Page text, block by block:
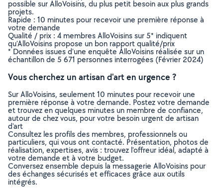
possible sur AlloVoisins, du plus petit besoin aux plus grands
projets.
Rapide : 10 minutes pour recevoir une première réponse à
votre demande
Qualité / prix : 4 membres AlloVoisins sur 5* indiquent
qu’AlloVoisins propose un bon rapport qualité/prix
* Données issues d’une enquête AlloVoisins réalisée sur un
échantillon de 5 671 personnes interrogées (Février 2024)
Vous cherchez un artisan d'art en urgence ?
Sur AlloVoisins, seulement 10 minutes pour recevoir une
première réponse à votre demande. Postez votre demande
et trouvez en quelques minutes un membre de confiance,
autour de chez vous, pour votre besoin urgent de artisan
d'art
Consultez les profils des membres, professionnels ou
particuliers, qui vous ont contacté. Présentation, photos de
réalisation, expertises, avis : trouvez l'offreur idéal, adapté à
votre demande et à votre budget.
Conversez ensemble depuis la messagerie AlloVoisins pour
des échanges sécurisés et efficaces grâce aux outils
intégrés.